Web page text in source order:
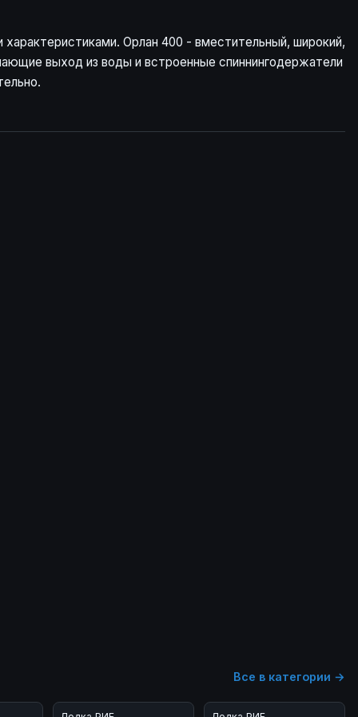
Орлан 400 - вместительный, широкий,
выход из воды и встроенные спиннингодержатели
Все в категории →